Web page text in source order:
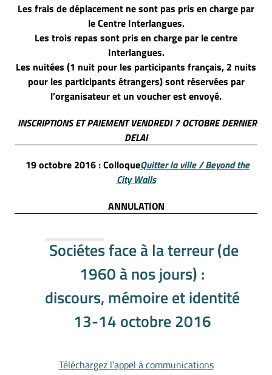
Les frais de déplacement ne sont pas pris en charge par
le Centre Interlangues.
Les trois repas sont pris en charge par le centre
Interlangues.
Les nuitées (1 nuit pour les participants français, 2 nuits
pour les participants étrangers) sont réservées par
l’organisateur et un voucher est envoyé.
INSCRIPTIONS ET PAIEMENT VENDREDI 7 OCTOBRE DERNIER
DELAI
19 octobre 2016 : ColloqueQuitter la ville / Beyond the
City Walls
ANNULATION
Sociétes face à la terreur (de
1960 à nos jours) :
discours, mémoire et identité
13-14 octobre 2016
Téléchargez l’appel à communications